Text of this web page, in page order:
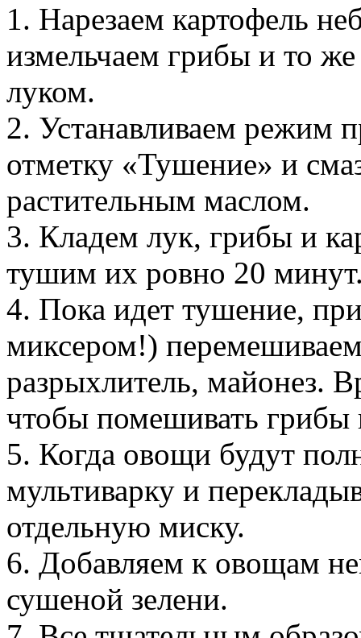
1. Нарезаем картофель
измельчаем грибы и то
луком.
2. Устанавливаем режим
отметку «Тушение» и
растительным маслом.
3. Кладем лук, грибы и
тушим их ровно 20
4. Пока идет тушение,
миксером!)
разрыхлитель, майонез.
чтобы помешивать
5. Когда овощи будут
мультиварку и
отдельную миску.
6. Добавляем к овощам
сушеной зелени.